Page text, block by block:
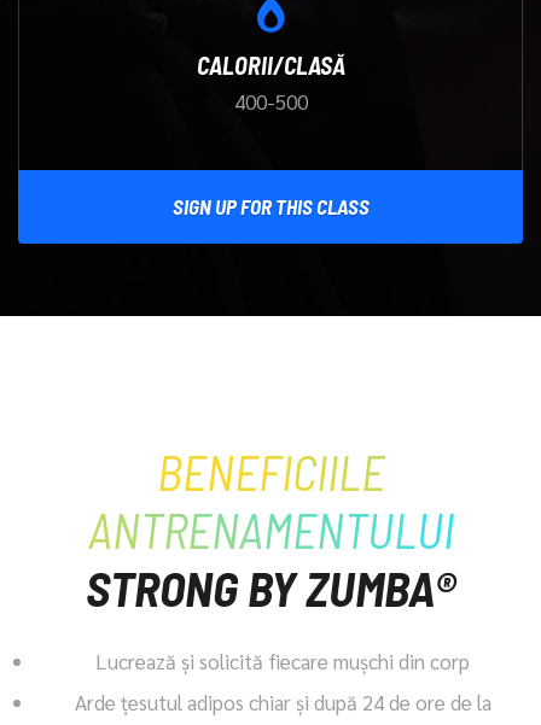
CALORII/CLASĂ
400-500
SIGN UP FOR THIS CLASS
BENEFICIILE
ANTRENAMENTULUI
STRONG BY ZUMBA®
Lucrează și solicită fiecare mușchi din corp
Arde ţesutul adipos chiar și după 24 de ore de la